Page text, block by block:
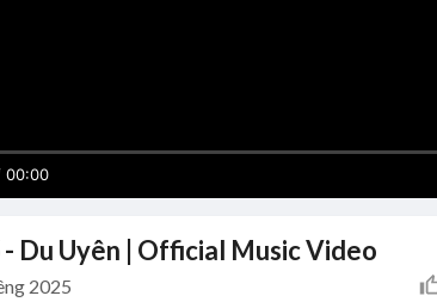
00:00
- Du Uyên | Official Music Video
2025